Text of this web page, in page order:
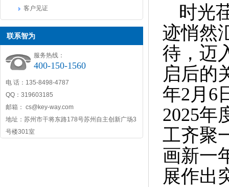
客户见证
联系智为
服务热线：
400-150-1560
电 话：135-8498-4787
QQ：319603185
邮箱： cs@key-way.com
地址：苏州市干将东路178号苏州自主创新广场3
号楼301室
时光
迹悄然
待，迈
启后的
年2月6
2025年
工齐聚
画新一
展作出